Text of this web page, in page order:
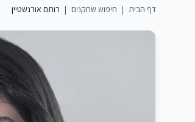
דף הבית | חיפוש שחקנים | רותם אורנשטיין